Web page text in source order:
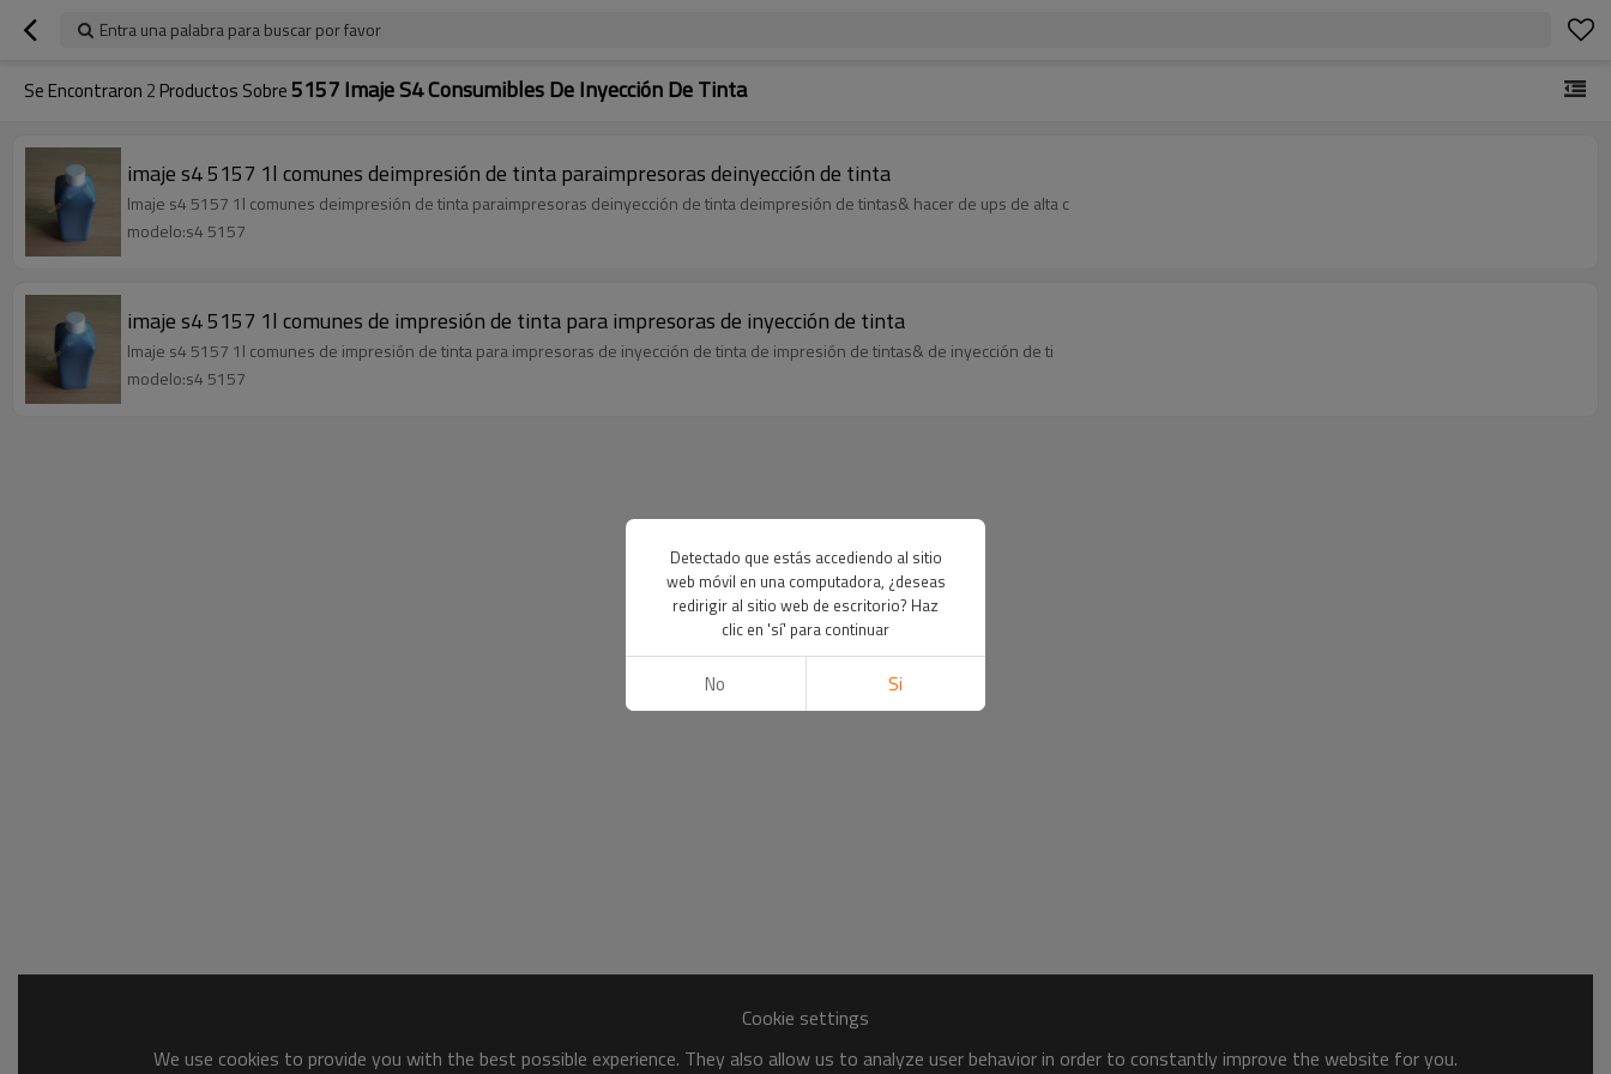
Entra una palabra para buscar por favor
Se Encontraron 2 Productos Sobre5157 Imaje S4 Consumibles De Inyección De Tinta
imaje s4 5157 1l comunes deimpresión de tinta paraimpresoras deinyección de tinta
Imaje s4 5157 1l comunes deimpresión de tinta paraimpresoras deinyección de tinta deimpresión de tintas& hacer de ups de alta c
modelo:s4 5157
imaje s4 5157 1l comunes de impresión de tinta para impresoras de inyección de tinta
Imaje s4 5157 1l comunes de impresión de tinta para impresoras de inyección de tinta de impresión de tintas& de inyección de ti
modelo:s4 5157
Cookie settings
We use cookies to provide you with the best possible experience. They also allow us to analyze user behavior in order to constantly improve the website for you.
Detectado que estás accediendo al sitio
web móvil en una computadora, ¿deseas
redirigir al sitio web de escritorio? Haz
clic en 'sí' para continuar
No Si